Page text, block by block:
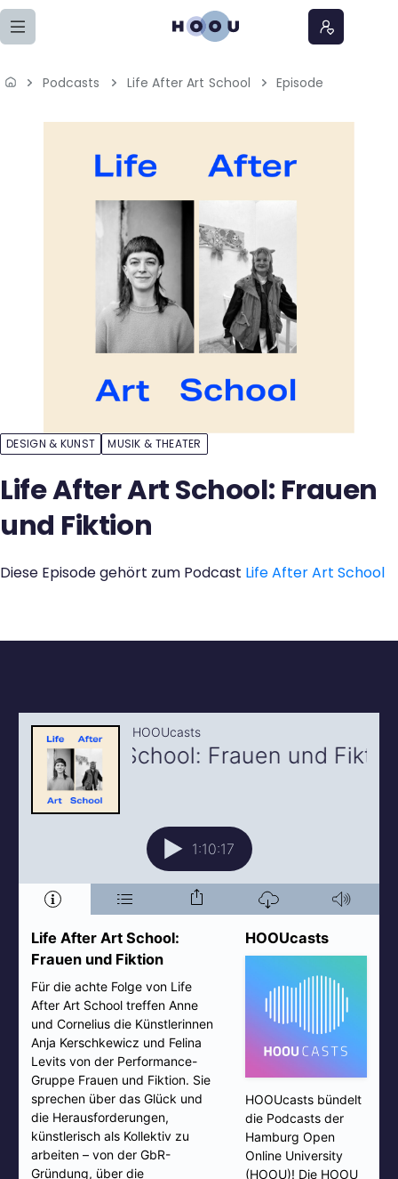
Zum Seiteninhalt springen
Home
Podcasts
Meine Lernangebote
Veranstaltungen
Über uns
Podcasts Life After Art School Episode
DESIGN & KUNST MUSIK & THEATER
Life After Art School: Frauen
und Fiktion
Diese Episode gehört zum Podcast Life After Art School